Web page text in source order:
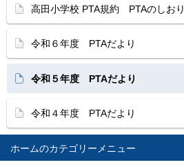
ホーム
高田小学校 PTA規約 PTAのしおり
令和６年度 PTAだより
令和５年度 PTAだより
令和４年度 PTAだより